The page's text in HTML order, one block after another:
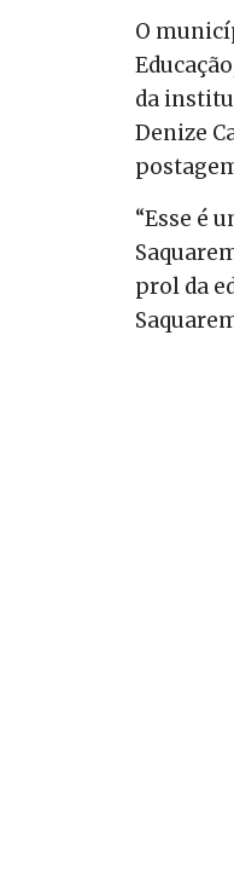
O
da
Denize
“Esse é
prol da